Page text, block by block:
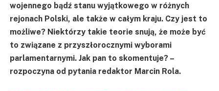
wojennego bądź stanu wyjątkowego w różnych
rejonach Polski, ale także w całym kraju. Czy jest to
możliwe? Niektórzy takie teorie snują, że może być
to związane z przyszłorocznymi wyborami
parlamentarnymi. Jak pan to skomentuje? –
rozpoczyna od pytania redaktor Marcin Rola.